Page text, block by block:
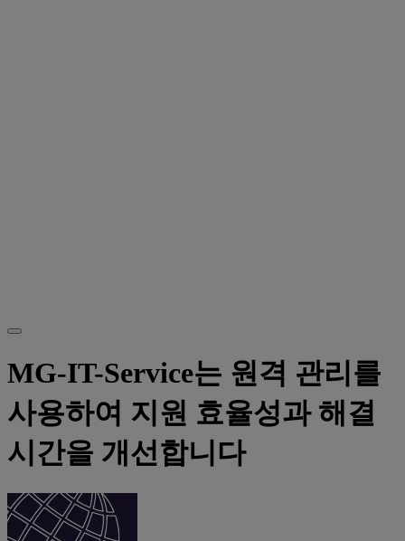
MG-IT-Service는 원격 관리를
사용하여 지원 효율성과 해결
시간을 개선합니다